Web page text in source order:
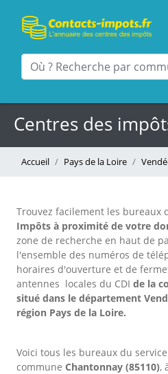
Centres des
Accueil Pays de la Loire
Trouvez facilement les bureaux
Impôts à proximité de votre
zone de recherche en haut de
l'ensemble des numéros de
horaires d'ouverture et de
antennes locales du CDI de la
situé dans le département
région Pays de la Loire.
Voici tous les bureaux du
commune Chantonnay (85110),